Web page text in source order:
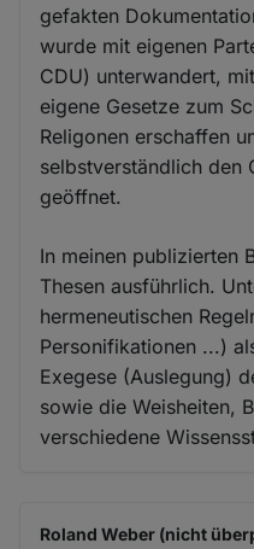
gefakten
wurde mit eigenen
CDU) unterwandert,
eigene Gesetze zum
Religonen erschaffen
selbstverständlich den
geöffnet.
In meinen publizierten
Thesen ausführlich.
hermeneutischen
Personifikationen ...)
Exegese (Auslegung)
sowie die Weisheiten,
verschiedene
Roland Weber (nicht